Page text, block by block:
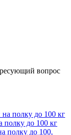
вопрос
до 100 кг